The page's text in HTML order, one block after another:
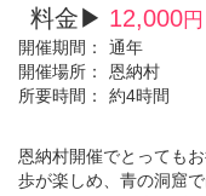
料金▶ 12,000
開催期間：
通年
開催場所：
恩納村
所要時間：
約4時間
恩納村開催でとっても
歩が楽しめ、青の洞窟